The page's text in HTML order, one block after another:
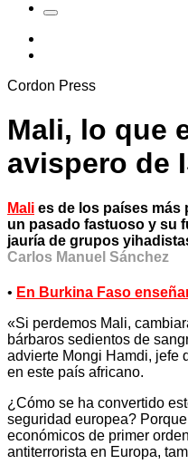
Cordon Press
Mali, lo que
avispero de
Mali es de los países más
un pasado fastuoso y su
jauría de grupos
Carlos Manuel Sánchez
• En Burkina Faso
«Si perdemos Mali,
bárbaros sedientos de
advierte Mongi Hamdi, jefe
en este país africano.
¿Cómo se ha convertido
seguridad europea?
económicos de primer
antiterrorista en Europa,